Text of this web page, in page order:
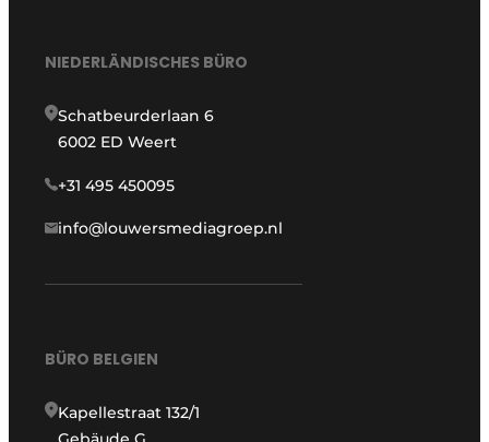
NIEDERLÄNDISCHES BÜRO
Schatbeurderlaan 6
6002 ED Weert
+31 495 450095
info@louwersmediagroep.nl
BÜRO BELGIEN
Kapellestraat 132/1